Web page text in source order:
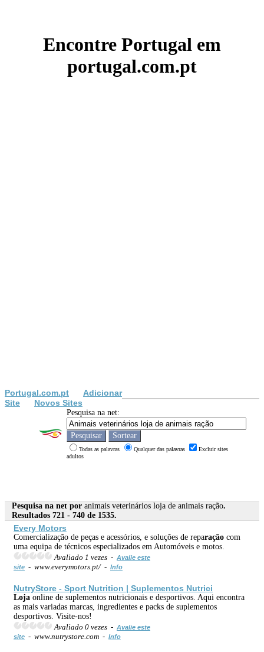
Encontre Portugal em
portugal.com.pt
Portugal.com.pt
Adicionar
Site
Novos Sites
Pesquisa na net:
Todas as palavras Qualquer das palavras
Excluir sites
adultos
Pesquisa na net por animais veterinários loja de animais ração.
Resultados 721 - 740 de 1535.
Every Motors
Comercialização de peças e acessórios, e soluções de reparação com
uma equipa de técnicos especializados em Automóveis e motos.
Avaliado 1 vezes - Avalie este
site - www.everymotors.pt/ - Info
NutryStore - Sport Nutrition | Suplementos Nutrici
Loja online de suplementos nutricionais e desportivos. Aqui encontra
as mais variadas marcas, ingredientes e packs de suplementos
desportivos. Visite-nos!
Avaliado 0 vezes - Avalie este
site - www.nutrystore.com - Info